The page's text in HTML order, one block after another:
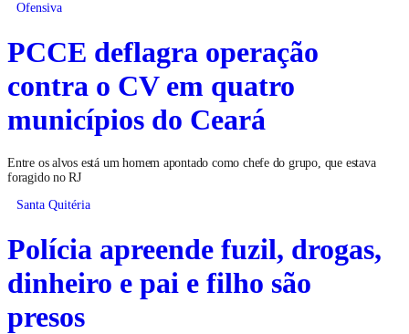
Ofensiva
PCCE deflagra operação
contra o CV em quatro
municípios do Ceará
Entre os alvos está um homem apontado como chefe do grupo, que estava
foragido no RJ
Santa Quitéria
Polícia apreende fuzil, drogas,
dinheiro e pai e filho são
presos